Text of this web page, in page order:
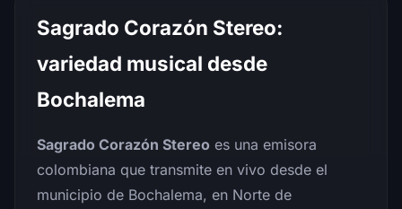
Sagrado Corazón Stereo:
variedad musical desde
Bochalema
Sagrado Corazón Stereo es una emisora
colombiana que transmite en vivo desde el
municipio de Bochalema, en Norte de